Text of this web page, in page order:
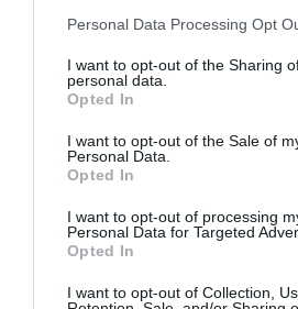
Personal Data Processing Opt
I want to opt-out of the Sharing
personal data.
Opted In
I want to opt-out of the Sale of
Personal Data.
Opted In
I want to opt-out of processing
Personal Data for Targeted
Opted In
I want to opt-out of Collection,
commenté :
Précisions techniques pour
cette arrivée sur le tarmac:
Si vous observez bien
toboggan n’a pas une extrémité
ligne d’à sa pente: cette
au sol et ainsi vous vitre un
sol..et 2) vers l’extrémité de la
chaque côté du renflement